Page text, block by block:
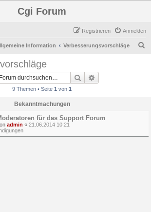
Cgi Forum
Anmelden
Registrieren
Information Verbesserungsvorschläge
Suche
9 Themen • Seite 1 von 1
Bekanntmachungen
für das Support Forum
admin « 21.06.2014 10:21